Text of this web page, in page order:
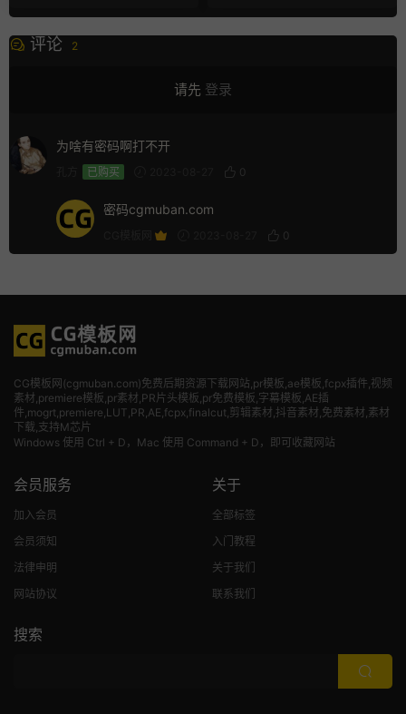
评论 2
请先 登录
为啥有密码啊打不开
已购买 0
密码cgmuban.com
0
CG模板网(cgmuban.com)免费后期资源下载网站,pr模板,ae模板,fcpx插件,视频
素材 ,premiere模板,pr素材,PR片头模板,pr免费模板,字幕模板,AE插
件,mogrt,premiere,LUT,PR,AE,fcpx,finalcut,剪辑素材,抖音素材,免费素材,素材
下载,支持M芯片
Windows 使用 Ctrl + D，Mac 使用 Command + D，即可收藏网站
会员服务
加入会员
会员须知
法律申明
网站协议
关于
全部标签
入门教程
关于我们
联系我们
搜索